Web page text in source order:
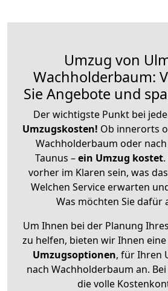
Umzug von
Wachholderbaum:
Sie Angebote und
Der wichtigste Punkt bei
Umzugskosten! Ob innerorts
Wachholderbaum oder nach
Taunus –ein Umzug kostet.
vorher im Klaren sein, was
Welchen Service erwarten
Was möchten Sie dafür
Um Ihnen bei der Planung
zu helfen, bieten wir Ihnen eine
Umzugsoptionen, für Ihren
nach Wachholderbaum an.
die volle